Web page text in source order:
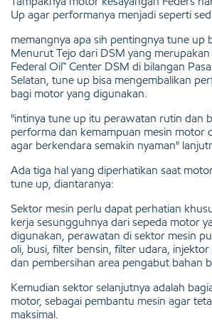
Up agar performanya menjadi seperti
memangnya apa sih pentingnya tune up
Menurut Tejo dari DSM yang
Federal Oil™ Center DSM di bilangan
Selatan, tune up bisa mengembalikan
bagi motor yang digunakan.
"intinya tune up itu perawatan rutin dan
performa dan kemampuan mesin motor
agar berkendara semakin nyaman"
Ada tiga hal yang diperhatikan saat
tune up, diantaranya:
Sektor mesin perlu dapat perhatian
kerja sesungguhnya dari sepeda motor
digunakan, perawatan di sektor mesin
oli, busi, filter bensin, filter udara,
dan pembersihan area pengabut bahan
Kemudian sektor selanjutnya adalah
motor, sebagai pembantu mesin agar
maksimal.